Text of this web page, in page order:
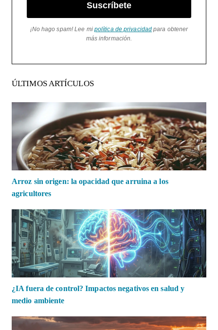
Suscríbete
¡No hago spam! Lee mi política de privacidad para obtener
más información.
ÚLTIMOS ARTÍCULOS
Arroz sin origen: la opacidad que arruina a los
agricultores
¿IA fuera de control? Impactos negativos en salud y
medio ambiente